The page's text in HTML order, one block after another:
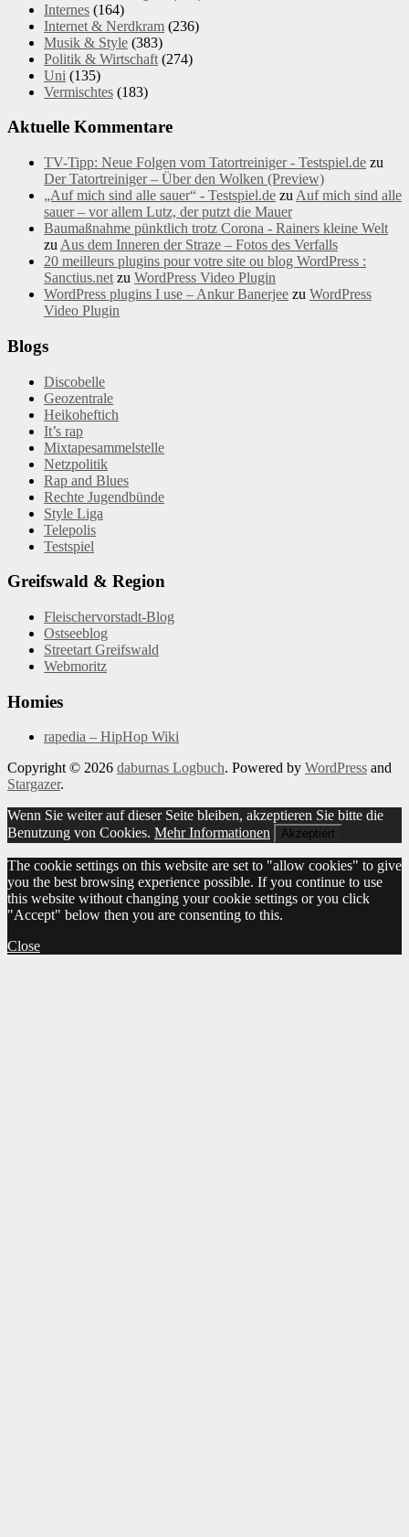
Internes (164)
Internet & Nerdkram (236)
Musik & Style (383)
Politik & Wirtschaft (274)
Uni (135)
Vermischtes (183)
Aktuelle Kommentare
TV-Tipp: Neue Folgen vom Tatortreiniger - Testspiel.de zu
Der Tatortreiniger – Über den Wolken (Preview)
„Auf mich sind alle sauer“ - Testspiel.de zu Auf mich sind alle
sauer – vor allem Lutz, der putzt die Mauer
Baumaßnahme pünktlich trotz Corona - Rainers kleine Welt
zu Aus dem Inneren der Straze – Fotos des Verfalls
20 meilleurs plugins pour votre site ou blog WordPress :
Sanctius.net zu WordPress Video Plugin
WordPress plugins I use – Ankur Banerjee zu WordPress
Video Plugin
Blogs
Discobelle
Geozentrale
Heikoheftich
It’s rap
Mixtapesammelstelle
Netzpolitik
Rap and Blues
Rechte Jugendbünde
Style Liga
Telepolis
Testspiel
Greifswald & Region
Fleischervorstadt-Blog
Ostseeblog
Streetart Greifswald
Webmoritz
Homies
rapedia – HipHop Wiki
Copyright © 2026 daburnas Logbuch. Powered by WordPress and
Stargazer.
Wenn Sie weiter auf dieser Seite bleiben, akzeptieren Sie bitte die
Benutzung von Cookies. Mehr Informationen Akzeptiert
The cookie settings on this website are set to "allow cookies" to give
you the best browsing experience possible. If you continue to use
this website without changing your cookie settings or you click
"Accept" below then you are consenting to this.
Close